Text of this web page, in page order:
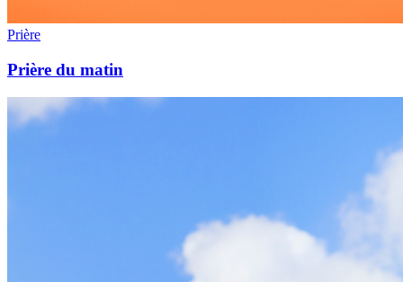
Prière
Prière du matin